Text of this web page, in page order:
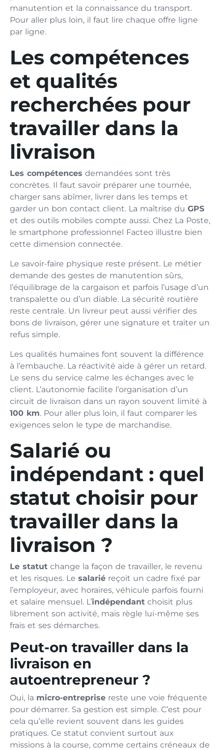
manutention et la connaissance du transport.
Pour aller plus loin, il faut lire chaque offre ligne
par ligne.
Les compétences
et qualités
recherchées pour
travailler dans la
livraison
Les compétences demandées sont très
concrètes. Il faut savoir préparer une tournée,
charger sans abîmer, livrer dans les temps et
garder un bon contact client. La maîtrise du GPS
et des outils mobiles compte aussi. Chez La Poste,
le smartphone professionnel Facteo illustre bien
cette dimension connectée.
Le savoir-faire physique reste présent. Le métier
demande des gestes de manutention sûrs,
l’équilibrage de la cargaison et parfois l’usage d’un
transpalette ou d’un diable. La sécurité routière
reste centrale. Un livreur peut aussi vérifier des
bons de livraison, gérer une signature et traiter un
refus simple.
Les qualités humaines font souvent la différence
à l’embauche. La réactivité aide à gérer un retard.
Le sens du service calme les échanges avec le
client. L’autonomie facilite l’organisation d’un
circuit de livraison dans un rayon souvent limité à
100 km. Pour aller plus loin, il faut comparer les
exigences selon le type de marchandise.
Salarié ou
indépendant : quel
statut choisir pour
travailler dans la
livraison ?
Le statut change la façon de travailler, le revenu
et les risques. Le salarié reçoit un cadre fixé par
l’employeur, avec horaires, véhicule parfois fourni
et salaire mensuel. L’indépendant choisit plus
librement son activité, mais règle lui-même ses
frais et ses démarches.
Peut-on travailler dans la
livraison en
autoentrepreneur ?
Oui, la micro-entreprise reste une voie fréquente
pour démarrer. Sa gestion est simple. C’est pour
cela qu’elle revient souvent dans les guides
pratiques. Ce statut convient surtout aux
missions à la course, comme certains créneaux de